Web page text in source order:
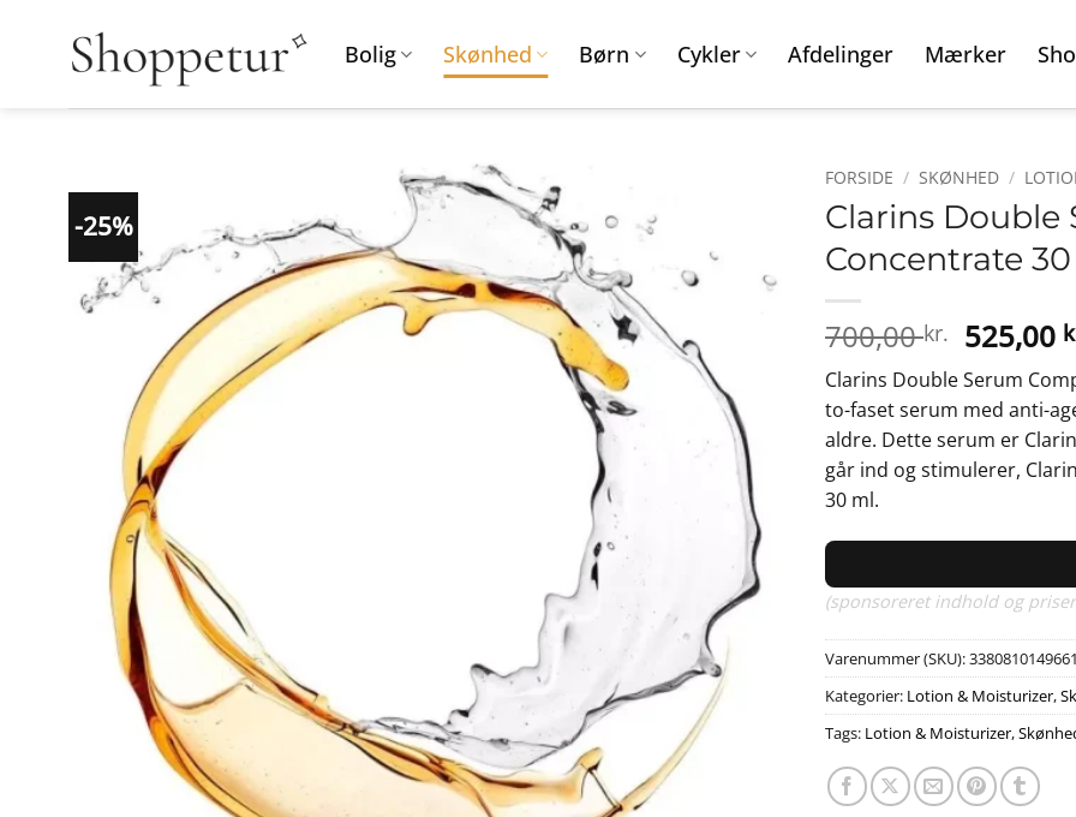
Bolig Skønhed Børn Cykler Afdelinger Mærker
-25%
FORSIDE / SKØNHED /
Clarins Double
Concentrate
700,00kr. Den
pris
var:
700,00
525,00
Clarins Double Serum
to-faset serum med anti-
aldre. Dette serum er
går ind og stimulerer,
30 ml.
(sponsoreret indhold og
Varenummer (SKU):3380810149661
Kategorier: Lotion & Moisturizer,
Tags: Lotion & Moisturizer,